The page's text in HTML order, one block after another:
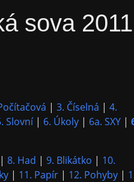
sova 2011
| 3. Číselná | 4.
Slovní| 6. Úkoly | 6a. SXY |
| 8. Had | 9. Blikátko | 10.
| 11. Papír | 12. Pohyby |